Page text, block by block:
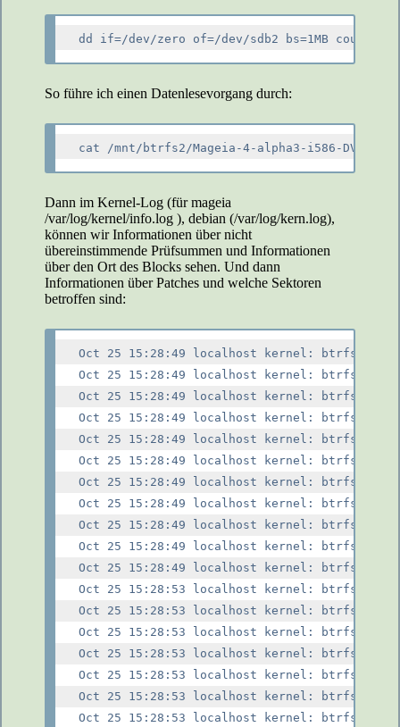
So führe ich einen Datenlesevorgang durch:
Dann im Kernel-Log (für mageia
/var/log/kernel/info.log ), debian (/var/log/kern.log),
können wir Informationen über nicht
übereinstimmende Prüfsummen und Informationen
über den Ort des Blocks sehen. Und dann
Informationen über Patches und welche Sektoren
betroffen sind:
Oct 25 15:28:49 localhost kernel: btrfs csum
Oct 25 15:28:49 localhost kernel: btrfs csum
Oct 25 15:28:49 localhost kernel: btrfs csum
Oct 25 15:28:49 localhost kernel: btrfs csum
Oct 25 15:28:49 localhost kernel: btrfs csum
Oct 25 15:28:49 localhost kernel: btrfs csum
Oct 25 15:28:49 localhost kernel: btrfs csum
Oct 25 15:28:49 localhost kernel: btrfs csum
Oct 25 15:28:49 localhost kernel: btrfs csum
Oct 25 15:28:49 localhost kernel: btrfs csum
Oct 25 15:28:49 localhost kernel: btrfs bad
Oct 25 15:28:53 localhost kernel: btrfs
Oct 25 15:28:53 localhost kernel: btrfs
Oct 25 15:28:53 localhost kernel: btrfs
Oct 25 15:28:53 localhost kernel: btrfs
Oct 25 15:28:53 localhost kernel: btrfs
Oct 25 15:28:53 localhost kernel: btrfs
Oct 25 15:28:53 localhost kernel: btrfs